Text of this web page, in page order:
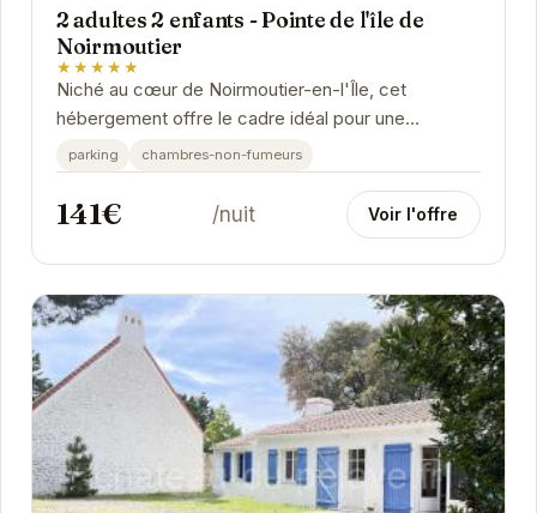
2 adultes 2 enfants - Pointe de l'île de
Noirmoutier
★★★★★
Niché au cœur de Noirmoutier-en-l'Île, cet
hébergement offre le cadre idéal pour une
escapade insulaire. Profitez de la proximité des
plages et...
parking chambres-non-fumeurs
141€ /nuit Voir l'offre